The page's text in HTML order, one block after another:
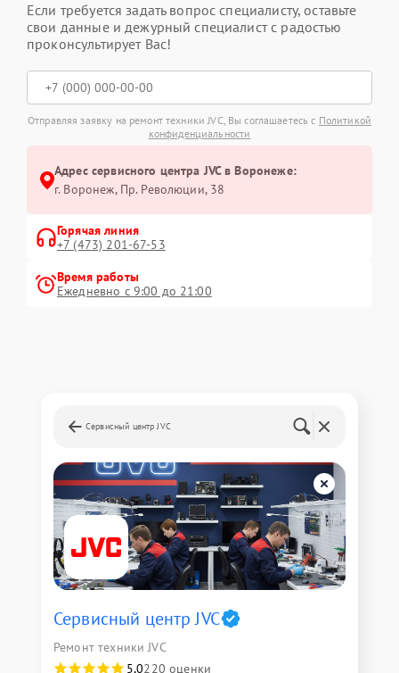
Если требуется задать вопрос специалисту, оставьте
свои данные и дежурный специалист с радостью
проконсультирует Вас!
Отправляя заявку на ремонт техники JVC, Вы соглашаетесь с Политикой
конфиденциальности
Адрес сервисного центра JVC в Воронеже:
г. Воронеж, Пр. Революции, 38
Горячая линия
+7 (473) 201-67-53
Время работы
Ежедневно с 9:00 до 21:00
Сервисный центр JVC
Сервисный центр JVC
Ремонт техники JVC
5,0220 оценки